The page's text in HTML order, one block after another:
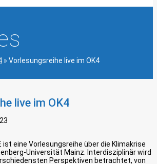
» Vorlesungsreihe live im OK4
live im OK4
ist eine Vorlesungsreihe über die Klimakrise
Universität Mainz. Interdisziplinär wird
Perspektiven betrachtet, von